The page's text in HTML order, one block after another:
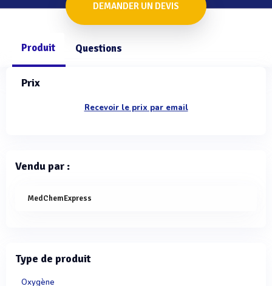
DEMANDER UN DEVIS
Produit Questions
Prix
Recevoir le prix par email
Vendu par :
MedChemExpress
Type de produit
Oxygène